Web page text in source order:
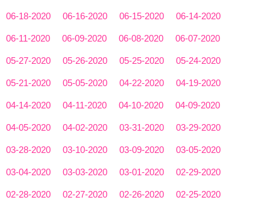
06-18-2020 06-16-2020 06-15-2020 06-14-2020
06-11-2020 06-09-2020 06-08-2020 06-07-2020
05-27-2020 05-26-2020 05-25-2020 05-24-2020
05-21-2020 05-05-2020 04-22-2020 04-19-2020
04-14-2020 04-11-2020 04-10-2020 04-09-2020
04-05-2020 04-02-2020 03-31-2020 03-29-2020
03-28-2020 03-10-2020 03-09-2020 03-05-2020
03-04-2020 03-03-2020 03-01-2020 02-29-2020
02-28-2020 02-27-2020 02-26-2020 02-25-2020